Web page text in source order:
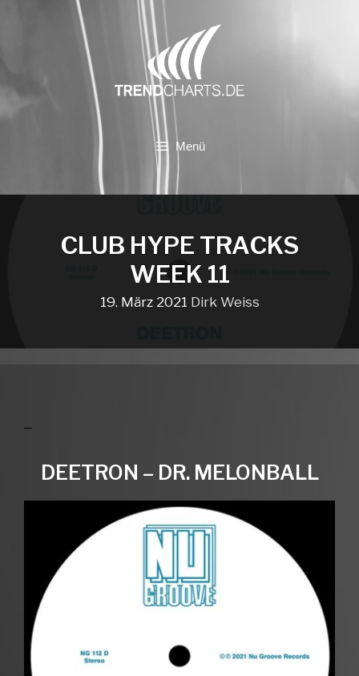
Menü
CLUB HYPE TRACKS
WEEK 11
19. März 2021 Dirk Weiss
DEETRON – DR. MELONBALL